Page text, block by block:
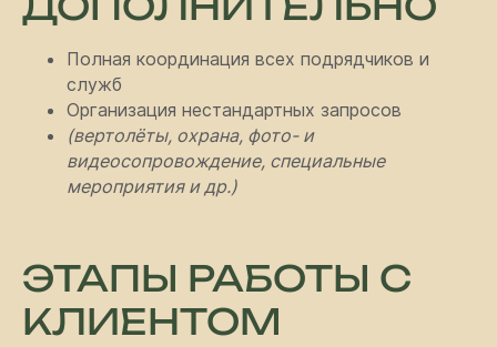
Полная координация всех подрядчиков и
служб
Организация нестандартных запросов
(вертолёты, охрана, фото- и
видеосопровождение, специальные
мероприятия и др.)
ЭТАПЫ РАБОТЫ С
КЛИЕНТОМ